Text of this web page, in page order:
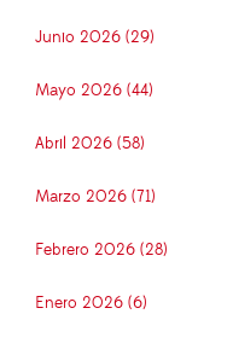
Junio 2026 (29)
Mayo 2026 (44)
Abril 2026 (58)
Marzo 2026 (71)
Febrero 2026 (28)
Enero 2026 (6)